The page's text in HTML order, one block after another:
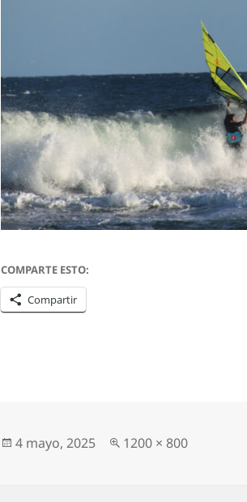
COMPARTE ESTO:
Compartir
Publicado
4 mayo, 2025
Tamaño
1200 × 800